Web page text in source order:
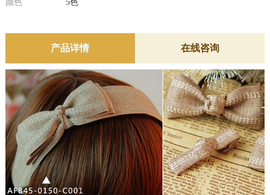
颜色 5色
产品详情 在线咨询